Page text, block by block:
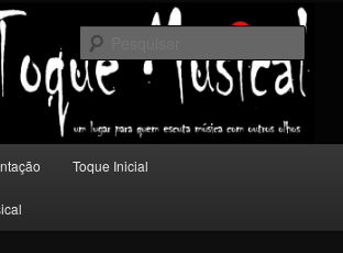
escuta música com outros olhos.
Toque Inicial